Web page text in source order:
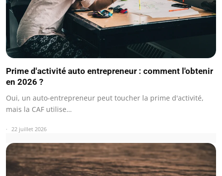
Prime d'activité auto entrepreneur : comment l'obtenir
en 2026 ?
Oui, un auto-entrepreneur peut toucher la prime d'activité,
mais la CAF utilise…
22 juillet 2026